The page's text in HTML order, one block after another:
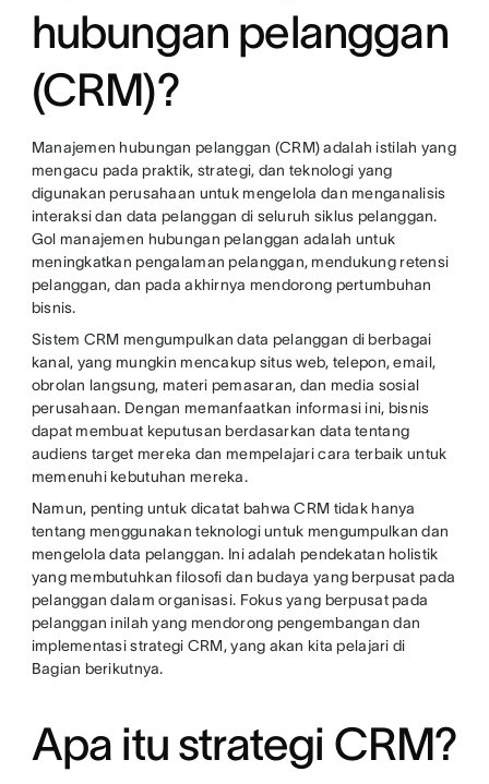
hubungan pelanggan
(CRM)?
Manajemen hubungan pelanggan (CRM) adalah istilah yang
mengacu pada praktik, strategi, dan teknologi yang
digunakan perusahaan untuk mengelola dan menganalisis
interaksi dan data pelanggan di seluruh siklus pelanggan.
Gol manajemen hubungan pelanggan adalah untuk
meningkatkan pengalaman pelanggan, mendukung retensi
pelanggan, dan pada akhirnya mendorong pertumbuhan
bisnis.
Sistem CRM mengumpulkan data pelanggan di berbagai
kanal, yang mungkin mencakup situs web, telepon, email,
obrolan langsung, materi pemasaran, dan media sosial
perusahaan. Dengan memanfaatkan informasi ini, bisnis
dapat membuat keputusan berdasarkan data tentang
audiens target mereka dan mempelajari cara terbaik untuk
memenuhi kebutuhan mereka.
Namun, penting untuk dicatat bahwa CRM tidak hanya
tentang menggunakan teknologi untuk mengumpulkan dan
mengelola data pelanggan. Ini adalah pendekatan holistik
yang membutuhkan filosofi dan budaya yang berpusat pada
pelanggan dalam organisasi. Fokus yang berpusat pada
pelanggan inilah yang mendorong pengembangan dan
implementasi strategi CRM, yang akan kita pelajari di
Bagian berikutnya.
Apa itu strategi CRM?